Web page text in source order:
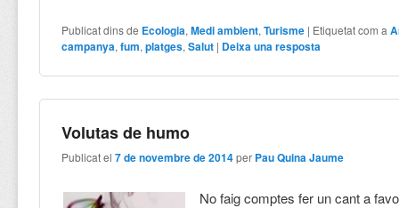
Publicat dins de Ecologia,Medi ambient,Turisme | Etiquetat com a
campanya,fum,platges,Salut | Deixa una resposta
Volutas de humo
Publicat el7 de novembre de 2014 per Pau Quina Jaume
No faig comptes fer un cant a